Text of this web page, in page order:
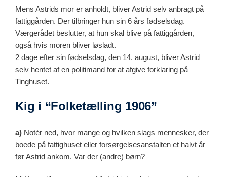
Mens Astrids mor er anholdt, bliver Astrid selv anbragt på
fattiggården. Der tilbringer hun sin 6 års fødselsdag.
Værgerådet beslutter, at hun skal blive på fattiggården,
også hvis moren bliver løsladt.
2 dage efter sin fødselsdag, den 14. august, bliver Astrid
selv hentet af en politimand for at afgive forklaring på
Tinghuset.
Kig i “Folketælling 1906”
a) Notér ned, hvor mange og hvilken slags mennesker, der
boede på fattighuset eller forsørgelsesanstalten et halvt år
før Astrid ankom. Var der (andre) børn?